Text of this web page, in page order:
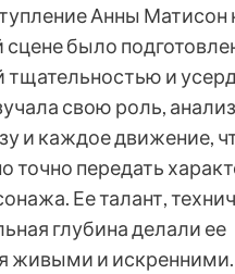
Анны Матисон
сцене было
тщательностью и
свою роль,
и каждое движение,
точно передать
Ее талант,
глубина делали ее
живыми и искренними.